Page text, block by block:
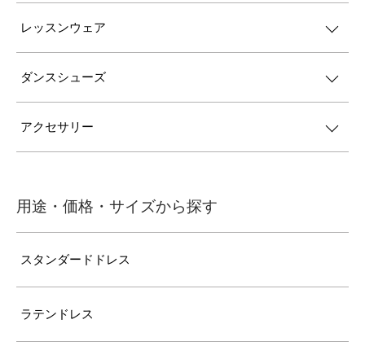
レッスンウェア
ダンスシューズ
アクセサリー
用途・価格・サイズから探す
スタンダードドレス
ラテンドレス